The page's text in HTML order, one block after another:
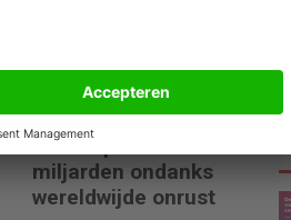
ING stapelt de
miljarden ondanks
wereldwijde onrust